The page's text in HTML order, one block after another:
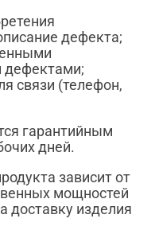
дефекта;
дефектами;
связи (телефон,
гарантийным
дней.
зависит от
мощностей
доставку изделия